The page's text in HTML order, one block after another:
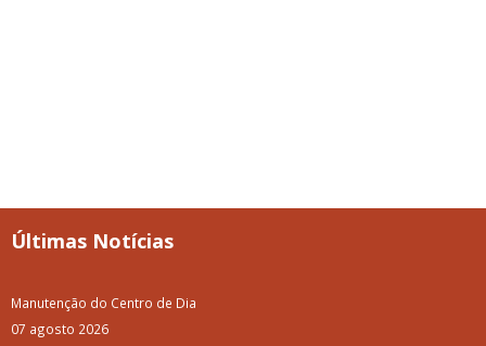
Últimas Notícias
Manutenção do Centro de Dia
07 agosto 2026